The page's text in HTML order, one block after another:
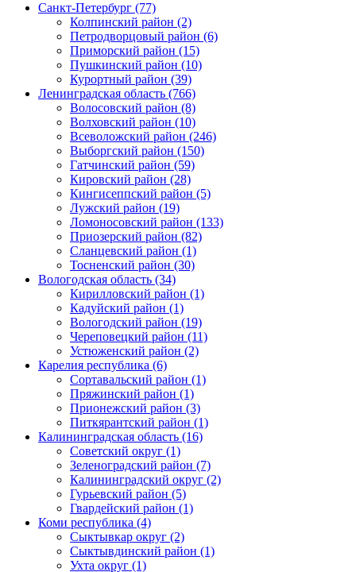
Санкт-Петербург (77)
Колпинский район (2)
Петродворцовый район (6)
Приморский район (15)
Пушкинский район (10)
Курортный район (39)
Ленинградская область (766)
Волосовский район (8)
Волховский район (10)
Всеволожский район (246)
Выборгский район (150)
Гатчинский район (59)
Кировский район (28)
Кингисеппский район (5)
Лужский район (19)
Ломоносовский район (133)
Приозерский район (82)
Сланцевский район (1)
Тосненский район (30)
Вологодская область (34)
Кирилловский район (1)
Кадуйский район (1)
Вологодский район (19)
Череповецкий район (11)
Устюженский район (2)
Карелия республика (6)
Сортавальский район (1)
Пряжинский район (1)
Прионежский район (3)
Питкярантский район (1)
Калининградская область (16)
Советский округ (1)
Зеленоградский район (7)
Калининградский округ (2)
Гурьевский район (5)
Гвардейский район (1)
Коми республика (4)
Сыктывкар округ (2)
Сыктывдинский район (1)
Ухта округ (1)